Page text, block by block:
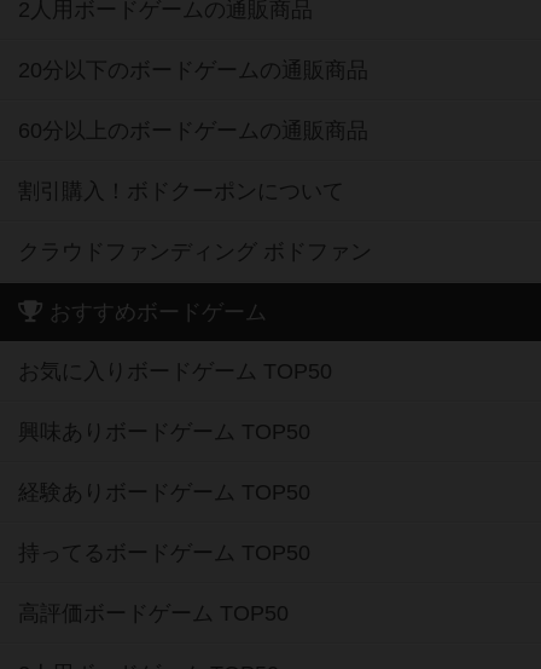
2人用ボードゲームの通販商品
20分以下のボードゲームの通販商品
60分以上のボードゲームの通販商品
割引購入！ボドクーポンについて
クラウドファンディング ボドファン
おすすめボードゲーム
お気に入りボードゲーム TOP50
興味ありボードゲーム TOP50
経験ありボードゲーム TOP50
持ってるボードゲーム TOP50
高評価ボードゲーム TOP50